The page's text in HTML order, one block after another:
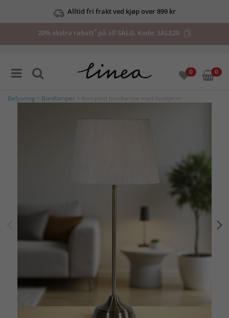
Alltid fri frakt ved kjøp over 899 kr
20% ekstra rabatt* på all SALG. Kode: SALE20
0 0
Belysning Bordlamper > Komplett bordlampe med linskjerm